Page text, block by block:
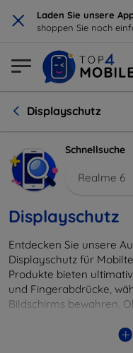
× Laden Sie unsere
shoppen Sie noch
Displayschutz
Schnellsuche
Realme 6
Displayschutz
Entdecken Sie unsere
Displayschutz für
Produkte bieten
und Fingerabdrücke,
Bildschirms bewahren.
installieren und